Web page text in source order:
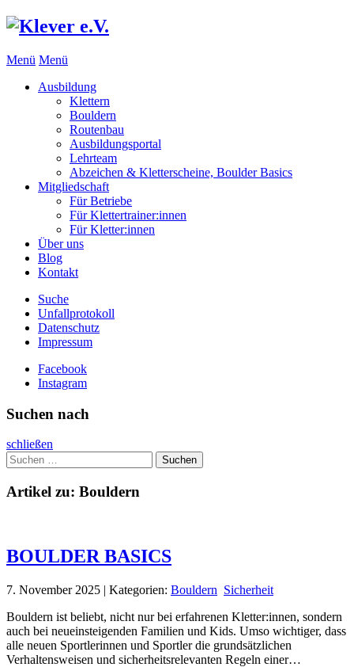
Menü Menü
Ausbildung
Klettern
Bouldern
Routenbau
Ausbildungsportal
Lehrteam
Abzeichen & Kletterscheine, Boulder Basics
Mitgliedschaft
Für Betriebe
Für Klettertrainer:innen
Für Kletter:innen
Über uns
Blog
Kontakt
Suche
Unfallprotokoll
Datenschutz
Impressum
Facebook
Instagram
Suchen nach
schließen
Suchen
nach:
Artikel zu: Bouldern
BOULDER BASICS
7. November 2025 | Kategorien: Bouldern Sicherheit
Bouldern ist beliebt, nicht nur bei erfahrenen Kletter:innen, sondern
auch bei neueinsteigenden Familien und Kids. Umso wichtiger, dass
alle neuen Sportlerinnen und Sportler die grundsätzlichen
Verhaltensweisen und sicherheitsrelevanten Regeln einer…